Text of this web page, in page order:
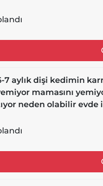
7 aylık dişi kedimin
mamasını
neden olabilir